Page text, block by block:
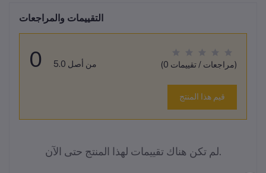
التقييمات والمراجعات
0 من أصل 5.0 (0 مراجعات / تقييمات)
قيم هذا المنتج
لم تكن هناك تقييمات لهذا المنتج حتى الآن.